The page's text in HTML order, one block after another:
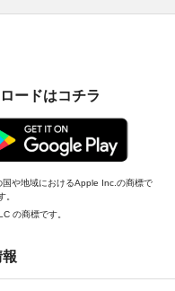
ードはコチラ
や地域におけるApple Inc.の商標で
。
の商標です。